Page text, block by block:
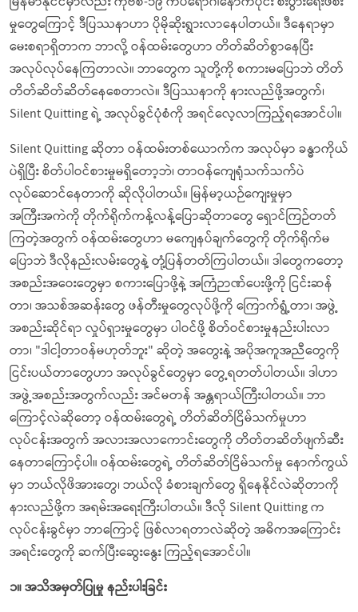
မှုတွေကြောင့် ဒီပြဿနာဟာ ပိုမိုဆိုးရွားလာနေပါတယ်။ ဒီနေရာမှာ
မေးစရာရှိတာက ဘာလို့ ဝန်ထမ်းတွေဟာ တိတ်ဆိတ်စွာနေပြီး
အလုပ်လုပ်နေကြတာလဲ။ ဘာတွေက သူတို့ကို စကားမပြောဘဲ တိတ်
တိတ်ဆိတ်ဆိတ်နေစေတာလဲ။ ဒီပြဿနာကို နားလည်ဖို့အတွက်၊
Silent Quitting ရဲ့ အလုပ်ခွင်ပုံစံကို အရင်လေ့လာကြည့်ရအောင်ပါ။
Silent Quitting ဆိုတာ ဝန်ထမ်းတစ်ယောက်က အလုပ်မှာ ခန္ဓာကိုယ်
ပဲရှိပြီး စိတ်ပါဝင်စားမှုမရှိတော့ဘဲ၊ တာဝန်ကျေရုံသက်သက်ပဲ
လုပ်ဆောင်နေတာကို ဆိုလိုပါတယ်။ မြန်မာ့ယဉ်ကျေးမှုမှာ
အကြီးအကဲကို တိုက်ရိုက်ကန့်လန့်ပြောဆိုတာတွေ ရှောင်ကြဉ်တတ်
ကြတဲ့အတွက် ဝန်ထမ်းတွေဟာ မကျေနပ်ချက်တွေကို တိုက်ရိုက်မ
ပြောဘဲ ဒီလိုနည်းလမ်းတွေနဲ့ တုံ့ပြန်တတ်ကြပါတယ်။ ဒါတွေကတော့
အစည်းအဝေးတွေမှာ စကားပြောဖို့နဲ့ အကြံဉာဏ်ပေးဖို့ကို ငြင်းဆန်
တာ၊ အသစ်အဆန်းတွေ ဖန်တီးမှုတွေလုပ်ဖို့ကို ကြောက်ရွံ့တာ၊ အဖွဲ့
အစည်းဆိုင်ရာ လှုပ်ရှားမှုတွေမှာ ပါဝင်ဖို့ စိတ်ဝင်စားမှုနည်းပါးလာ
တာ၊ "ဒါငါ့တာဝန်မဟုတ်ဘူး" ဆိုတဲ့ အတွေးနဲ့ အပိုအကူအညီတွေကို
ငြင်းပယ်တာတွေဟာ အလုပ်ခွင်တွေမှာ တွေ့ရတတ်ပါတယ်။ ဒါဟာ
အဖွဲ့အစည်းအတွက်လည်း အင်မတန် အန္တရာယ်ကြီးပါတယ်။ ဘာ
ကြောင့်လဲဆိုတော့ ဝန်ထမ်းတွေရဲ့ တိတ်ဆိတ်ငြိမ်သက်မှုဟာ
လုပ်ငန်းအတွက် အလားအလာကောင်းတွေကို တိတ်တဆိတ်ဖျက်ဆီး
နေတာကြောင့်ပါ။ ဝန်ထမ်းတွေရဲ့ တိတ်ဆိတ်ငြိမ်သက်မှု နောက်ကွယ်
မှာ ဘယ်လိုဖိအားတွေ၊ ဘယ်လို ခံစားချက်တွေ ရှိနေနိုင်လဲဆိုတာကို
နားလည်ဖို့က အရမ်းအရေးကြီးပါတယ်။ ဒီလို Silent Quitting က
လုပ်ငန်းခွင်မှာ ဘာကြောင့် ဖြစ်လာရတာလဲဆိုတဲ့ အဓိကအကြောင်း
အရင်းတွေကို ဆက်ပြီးဆွေးနွေး ကြည့်ရအောင်ပါ။
၁။အသိအမှတ်ပြုမှုနည်းပါးခြင်း